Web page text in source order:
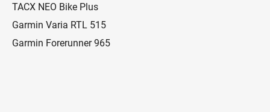
TACX NEO Bike Plus
Garmin Varia RTL 515
Garmin Forerunner 965